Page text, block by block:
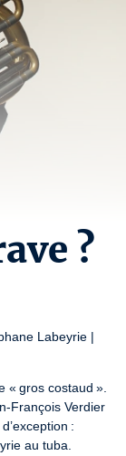
?
Labeyrie |
gros costaud ».
François Verdier
:
au tuba.